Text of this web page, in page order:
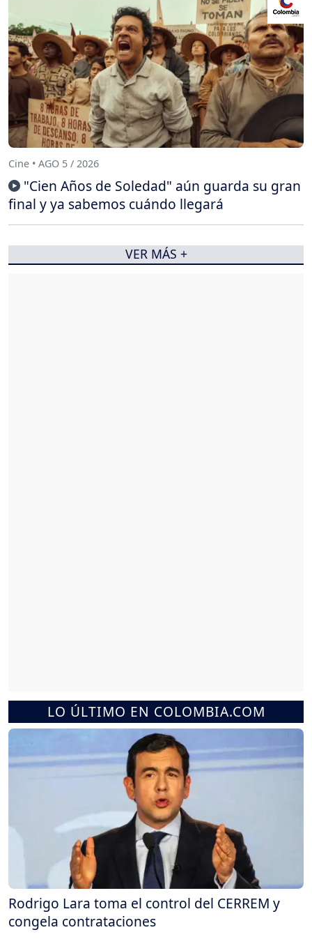
LO ÚLTIMO EN COLOMBIA.COM
Rodrigo Lara toma el control del CERREM y
congela contrataciones
Cine • AGO 5 / 2026
"Cien Años de Soledad" aún guarda su gran
final y ya sabemos cuándo llegará
VER MÁS +